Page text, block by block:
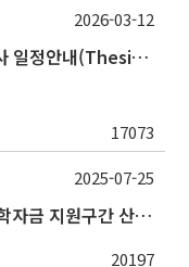
2026학년도 1학기 석 · 박사 논문심사 일정안내(Thesis Defense Schedules)
17073
2026-03-12
[장학금 신청자 필독] 한국장학재단 학자금 지원구간 산정 권고
20197
2025-07-25